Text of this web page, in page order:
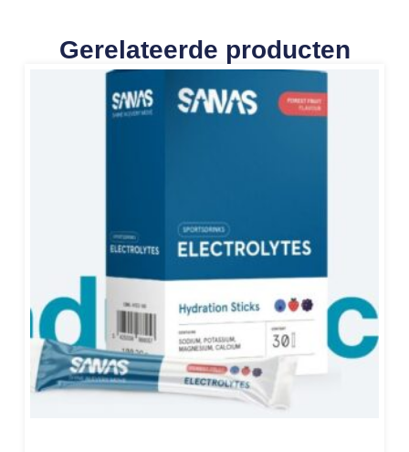
Gerelateerde producten